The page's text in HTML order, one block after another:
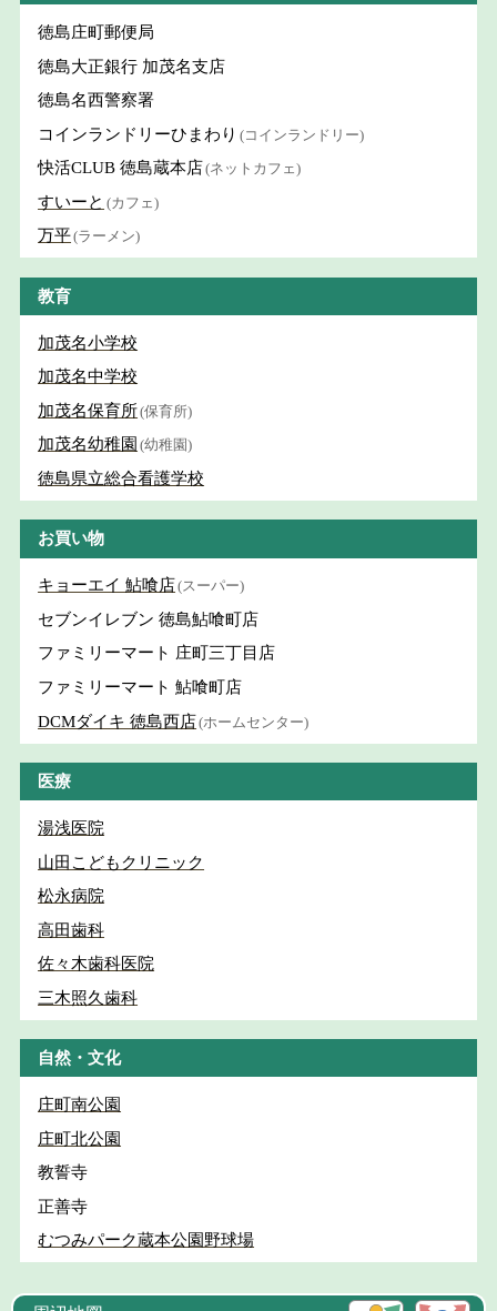
徳島庄町郵便局
徳島大正銀行 加茂名支店
徳島名西警察署
コインランドリーひまわり (コインランドリー)
快活CLUB 徳島蔵本店(ネットカフェ)
すいーと (カフェ)
万平(ラーメン)
教育
加茂名小学校
加茂名中学校
加茂名保育所(保育所)
加茂名幼稚園 (幼稚園)
徳島県立総合看護学校
お買い物
キョーエイ 鮎喰店(スーパー)
セブンイレブン 徳島鮎喰町店
ファミリーマート 庄町三丁目店
ファミリーマート 鮎喰町店
DCMダイキ 徳島西店(ホームセンター)
医療
湯浅医院
山田こどもクリニック
松永病院
高田歯科
佐々木歯科医院
三木照久歯科
自然・文化
庄町南公園
庄町北公園
教誓寺
正善寺
むつみパーク蔵本公園野球場